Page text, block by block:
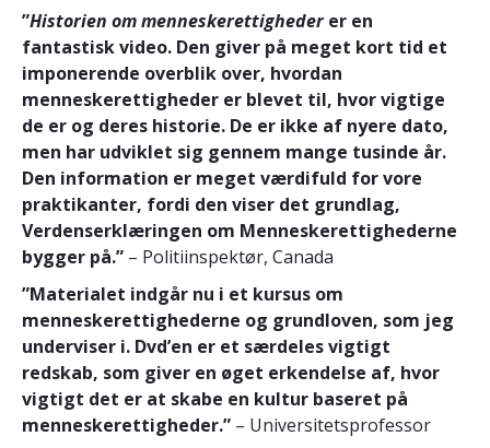
”Historien om menneskerettighederer en
fantastisk video. Den giver på meget kort tid et
imponerende overblik over, hvordan
menneskerettigheder er blevet til, hvor vigtige
de er og deres historie. De er ikke af nyere dato,
men har udviklet sig gennem mange tusinde år.
Den information er meget værdifuld for vore
praktikanter, fordi den viser det grundlag,
Verdenserklæringen om Menneskerettighederne
bygger på.” – Politiinspektør, Canada
”Materialet indgår nu i et kursus om
menneskerettighederne og grundloven, som jeg
underviser i. Dvd’en er et særdeles vigtigt
redskab, som giver en øget erkendelse af, hvor
vigtigt det er at skabe en kultur baseret på
menneskerettigheder.” – Universitetsprofessor